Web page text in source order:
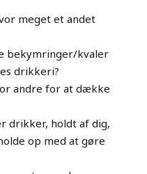
meget et andet
bekymringer/kvaler
drikkeri?
andre for at dække
drikker, holdt af dig,
op med at gøre